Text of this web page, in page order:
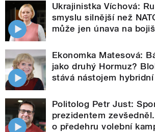
Ukrajinistka Víchová:
smyslu silnější než
může jen únava na
Ekonomka Matesová:
jako druhý Hormuz?
stává nástojem
Politolog Petr Just:
prezidentem
o předehru volební